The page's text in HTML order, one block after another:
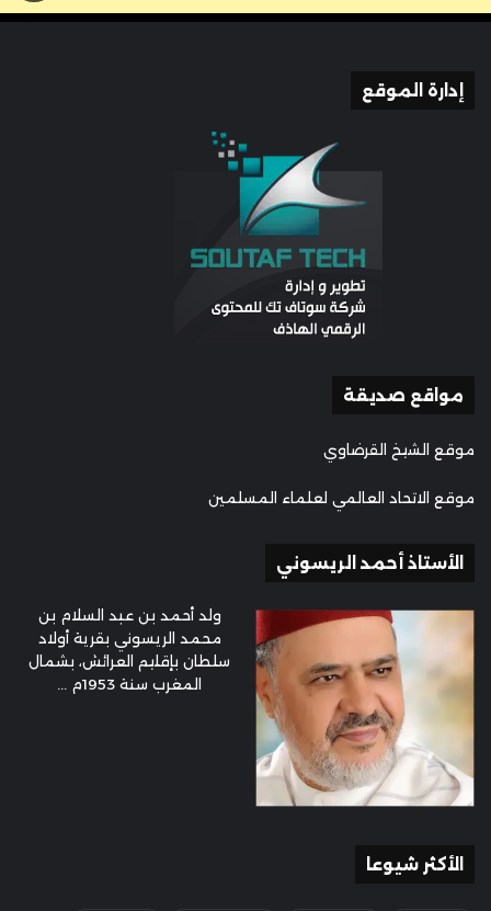
إدارة الموقع
مواقع صديقة
موقع الشيخ القرضاوي
موقع الاتحاد العالمي لعلماء المسلمين
الأستاذ أحمد الريسوني
ولد أحمد بن عبد السلام بن
محمد الريسوني بقرية أولاد
سلطان بإقليم العرائش، بشمال
المغرب سنة 1953م ...
الأكثر شيوعا